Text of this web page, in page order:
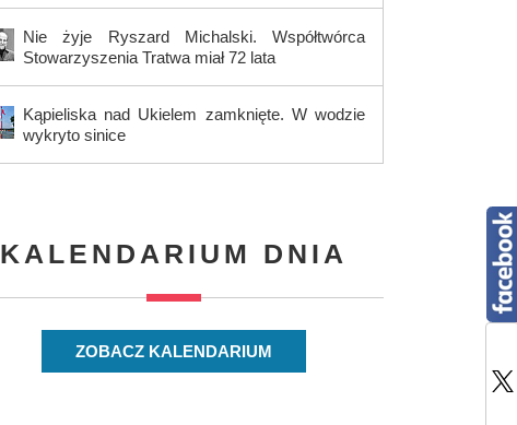
Nie żyje Ryszard Michalski. Współtwórca
Stowarzyszenia Tratwa miał 72 lata
Kąpieliska nad Ukielem zamknięte. W wodzie
wykryto sinice
KALENDARIUM DNIA
ZOBACZ KALENDARIUM